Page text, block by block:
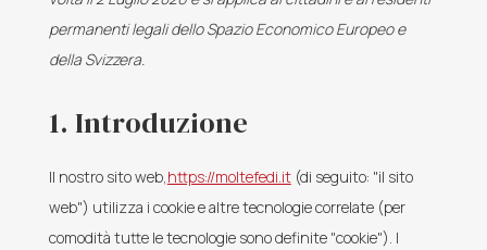
permanenti legali dello Spazio Economico Europeo e
della Svizzera.
1. Introduzione
Il nostro sito web,https://moltefedi.it(di seguito: "il sito
web") utilizza i cookie e altre tecnologie correlate (per
comodità tutte le tecnologie sono definite "cookie"). I